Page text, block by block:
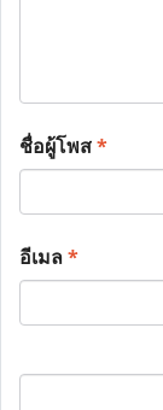
ชื่อผู้โพส*
อีเมล*